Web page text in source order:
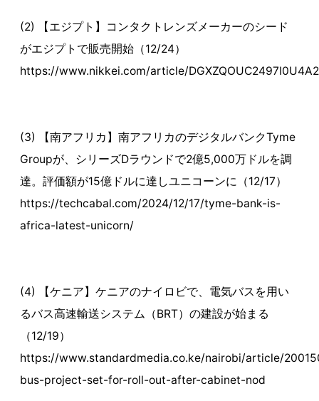
(2) 【エジプト】コンタクトレンズメーカーのシード
がエジプトで販売開始（12/24）
https://www.nikkei.com/article/
(3) 【南アフリカ】南アフリカのデジタルバンクTyme
Groupが、シリーズDラウンドで2億5,000万ドルを調
達。評価額が15億ドルに達しユニコーンに（12/17）
https://techcabal.com/2024/12/17/tyme-bank-is-
africa-latest-unicorn/
(4) 【ケニア】ケニアのナイロビで、電気バスを用い
るバス高速輸送システム（BRT）の建設が始まる
（12/19）
https://www.standardmedia.co.ke/nairobi/article/
bus-project-set-for-roll-out-after-cabinet-nod